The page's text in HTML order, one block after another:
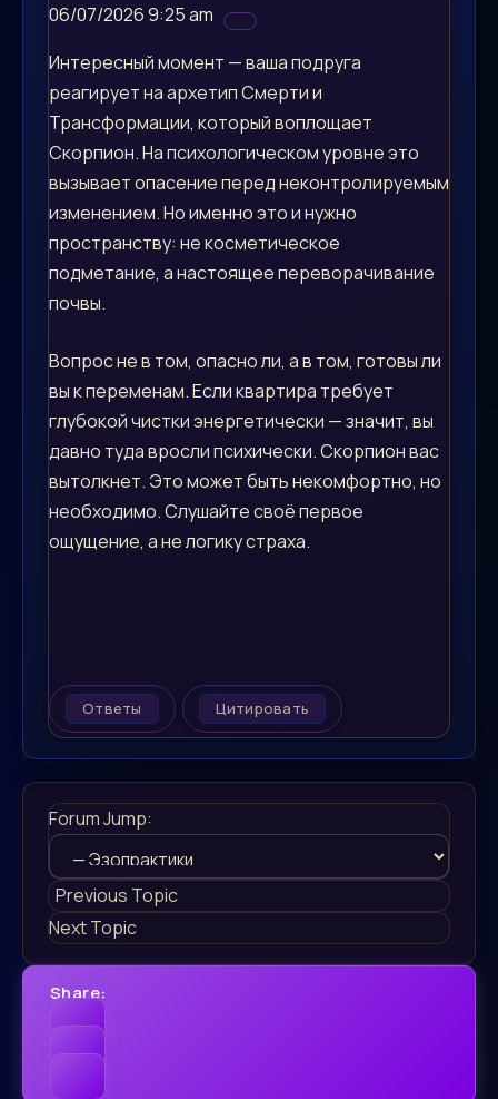
06/07/2026 9:25 am
Интересный момент — ваша подруга
реагирует на архетип Смерти и
Трансформации, который воплощает
Скорпион. На психологическом уровне это
вызывает опасение перед неконтролируемым
изменением. Но именно это и нужно
пространству: не косметическое
подметание, а настоящее переворачивание
почвы.
Вопрос не в том, опасно ли, а в том, готовы ли
вы к переменам. Если квартира требует
глубокой чистки энергетически — значит, вы
давно туда вросли психически. Скорпион вас
вытолкнет. Это может быть некомфортно, но
необходимо. Слушайте своё первое
ощущение, а не логику страха.
Ответы Цитировать
Forum Jump:
Previous Topic
Next Topic
Share: